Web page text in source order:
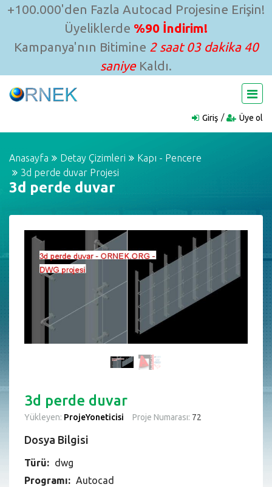
+100.000'den Fazla Autocad Projesine Erişin!
Üyeliklerde %90 İndirim!
Kampanya'nın Bitimine 2 saat 03 dakika 40
saniyeKaldı.
Giriş Üye ol
Anasayfa Detay Çizimleri
Kapı - Pencere
3d perde duvar Projesi
3d perde duvar
3d perde duvar
Yükleyen: ProjeYoneticisi
Dosya Bilgisi